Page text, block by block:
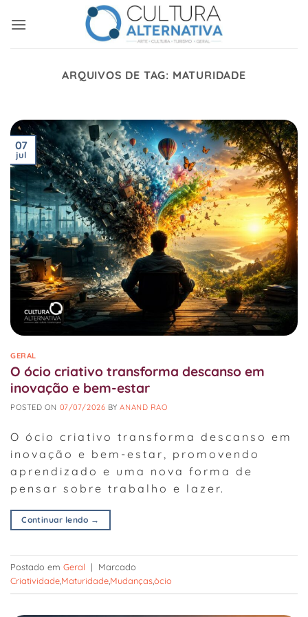
ARQUIVOS DE TAG: MATURIDADE
07
jul
GERAL
O ócio criativo transforma descanso em
inovação e bem-estar
POSTED ON 07/07/2026 BYANAND RAO
O ócio criativo transforma descanso em
inovação e bem-estar, promovendo
aprendizado e uma nova forma de
pensar sobre trabalho e lazer.
Continuar lendo →
Postado em Geral |
Marcado
CriatividadeMaturidadeMudançasòcio